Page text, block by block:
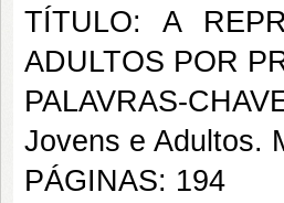
TÍTULO: A
ADULTOS POR
PALAVRAS-
Jovens e Adultos.
PÁGINAS: 194